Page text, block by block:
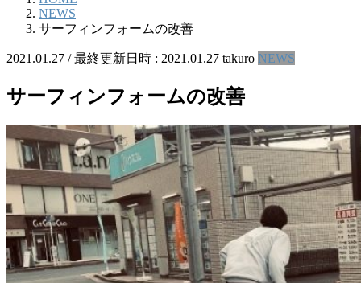
NEWS
サーフィンフォームの改善
2021.01.27 / 最終更新日時 : 2021.01.27 takuro NEWS
サーフィンフォームの改善